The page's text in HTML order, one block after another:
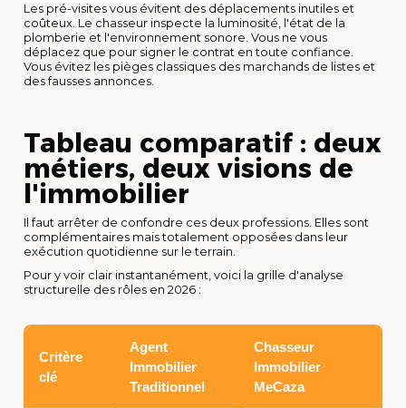
Les pré-visites vous évitent des déplacements inutiles et
coûteux. Le chasseur inspecte la luminosité, l'état de la
plomberie et l'environnement sonore. Vous ne vous
déplacez que pour signer le contrat en toute confiance.
Vous évitez les pièges classiques des marchands de listes et
des fausses annonces.
Tableau comparatif : deux
métiers, deux visions de
l'immobilier
Il faut arrêter de confondre ces deux professions. Elles sont
complémentaires mais totalement opposées dans leur
exécution quotidienne sur le terrain.
Pour y voir clair instantanément, voici la grille d'analyse
structurelle des rôles en 2026 :
Critère
clé
Agent
Immobilier
Traditionnel
Chasseur
Immobilier
MeCaza